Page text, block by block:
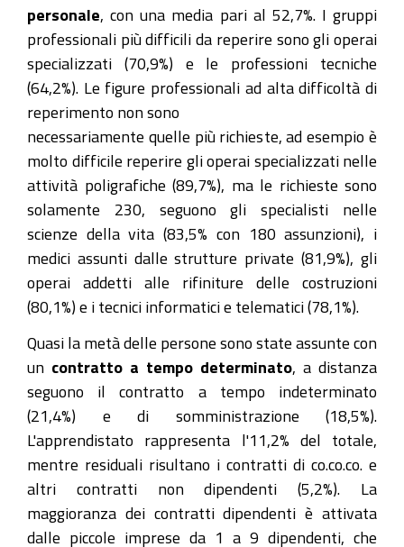
personale , con una media pari al 52,7%. I gruppi
professionali più difficili da reperire sono gli operai
specializzati (70,9%) e le professioni tecniche
(64,2%). Le figure professionali ad alta difficoltà di
reperimento non sono
necessariamente quelle più richieste, ad esempio è
molto difficile reperire gli operai specializzati nelle
attività poligrafiche (89,7%), ma le richieste sono
solamente 230, seguono gli specialisti nelle
scienze della vita (83,5% con 180 assunzioni), i
medici assunti dalle strutture private (81,9%), gli
operai addetti alle rifiniture delle costruzioni
(80,1%) e i tecnici informatici e telematici (78,1%).
Quasi la metà delle persone sono state assunte con
un contratto a tempo determinato , a distanza
seguono il contratto a tempo indeterminato
(21,4%) e di somministrazione (18,5%).
L'apprendistato rappresenta l'11,2% del totale,
mentre residuali risultano i contratti di co.co.co. e
altri contratti non dipendenti (5,2%). La
maggioranza dei contratti dipendenti è attivata
dalle piccole imprese da 1 a 9 dipendenti, che